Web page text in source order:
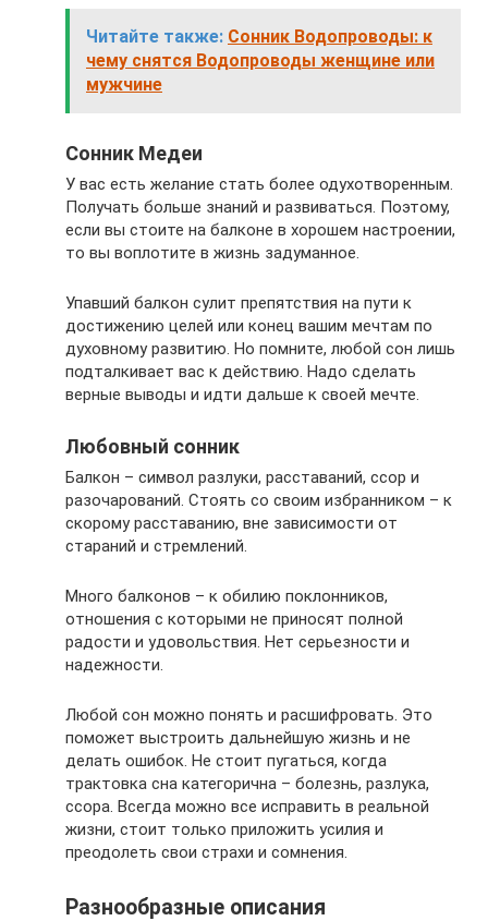
Читайте также: Сонник Водопроводы: к
чему снятся Водопроводы женщине или
мужчине
Сонник Медеи
У вас есть желание стать более одухотворенным.
Получать больше знаний и развиваться. Поэтому,
если вы стоите на балконе в хорошем настроении,
то вы воплотите в жизнь задуманное.
Упавший балкон сулит препятствия на пути к
достижению целей или конец вашим мечтам по
духовному развитию. Но помните, любой сон лишь
подталкивает вас к действию. Надо сделать
верные выводы и идти дальше к своей мечте.
Любовный сонник
Балкон – символ разлуки, расставаний, ссор и
разочарований. Стоять со своим избранником – к
скорому расставанию, вне зависимости от
стараний и стремлений.
Много балконов – к обилию поклонников,
отношения с которыми не приносят полной
радости и удовольствия. Нет серьезности и
надежности.
Любой сон можно понять и расшифровать. Это
поможет выстроить дальнейшую жизнь и не
делать ошибок. Не стоит пугаться, когда
трактовка сна категорична – болезнь, разлука,
ссора. Всегда можно все исправить в реальной
жизни, стоит только приложить усилия и
преодолеть свои страхи и сомнения.
Разнообразные описания